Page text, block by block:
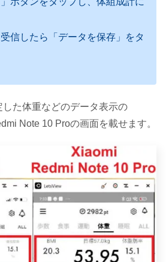
信したら「データを保存」をタ
した体重などのデータ表示の
Note 10 Proの画面を載せます。